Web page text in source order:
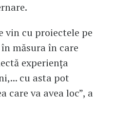
vin cu proiectele pe
măsura în care
experiența
cu asta pot
care va avea loc”, a